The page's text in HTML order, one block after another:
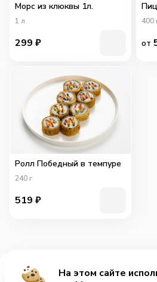
Добавить за
Морс из клюквы 1л.
1 л
299 ₽
400
от
Ролл Победный в темпуре
240 г
519 ₽
На этом сайте